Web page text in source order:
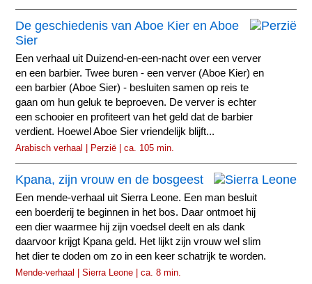
De geschiedenis van Aboe Kier en Aboe
Sier
Een verhaal uit Duizend-en-een-nacht over een verver
en een barbier. Twee buren - een verver (Aboe Kier) en
een barbier (Aboe Sier) - besluiten samen op reis te
gaan om hun geluk te beproeven. De verver is echter
een schooier en profiteert van het geld dat de barbier
verdient. Hoewel Aboe Sier vriendelijk blijft...
Arabisch verhaal | Perzië | ca. 105 min.
Kpana, zijn vrouw en de bosgeest
Een mende-verhaal uit Sierra Leone. Een man besluit
een boerderij te beginnen in het bos. Daar ontmoet hij
een dier waarmee hij zijn voedsel deelt en als dank
daarvoor krijgt Kpana geld. Het lijkt zijn vrouw wel slim
het dier te doden om zo in een keer schatrijk te worden.
Mende-verhaal | Sierra Leone | ca. 8 min.